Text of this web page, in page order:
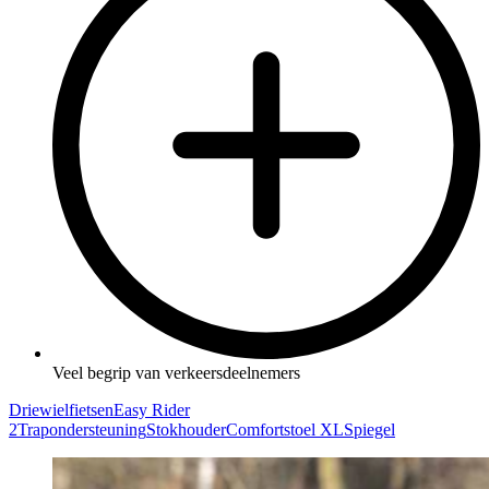
Veel begrip van verkeersdeelnemers
DriewielfietsenEasy Rider
2TrapondersteuningStokhouderComfortstoel XLSpiegel